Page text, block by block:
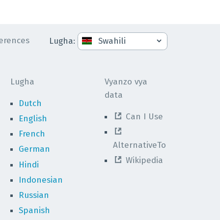
Lugha:
Lugha
Dutch
English
French
German
Hindi
Indonesian
Russian
Spanish
Vyanzo vya
data
Can I Use
AlternativeTo
Wikipedia